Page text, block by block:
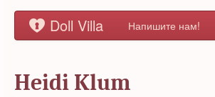
Doll Villa Напишите нам!
Heidi Klum